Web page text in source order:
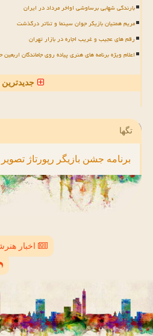
بارندگی شهابی برساوشی اواخر مرداد در ایران
مریم همتیان بازیگر جوان سینما و تئاتر درگذشت
رقم های عجیب و غریب اجاره در بازار تهران
اعلام ویژه برنامه های هنری پیاده روی جاماندگان
جدیدترین
تگها
برنامه جشن بازیگر رپورتاژ تصویر
اخبار